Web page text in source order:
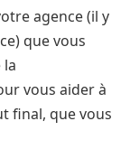
agence (il y
que vous
vous aider à
final, que vous